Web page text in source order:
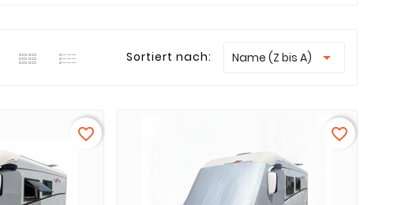
Sortiert nach: Name (Z bis A) 
favorite_border favorite_border